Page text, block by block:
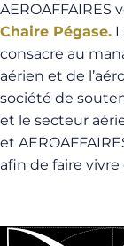
AEROAFFAIRES
Chaire Pégase.
consacre au
aérien et de
société de
et le secteur
et
afin de faire